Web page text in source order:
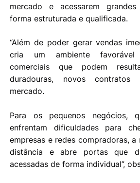
mercado e acessarem
forma estruturada e qualificada.
“Além de poder gerar vendas
cria um ambiente favorável
comerciais que podem
duradouras, novos
mercado.
Para os pequenos negócios,
enfrentam dificuldades para
empresas e redes compradoras, a
distância e abre portas que
acessadas de forma individual”,